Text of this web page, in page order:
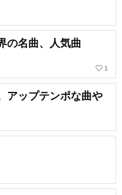
の名曲、人気曲
favorite_border 1
アップテンポな曲や